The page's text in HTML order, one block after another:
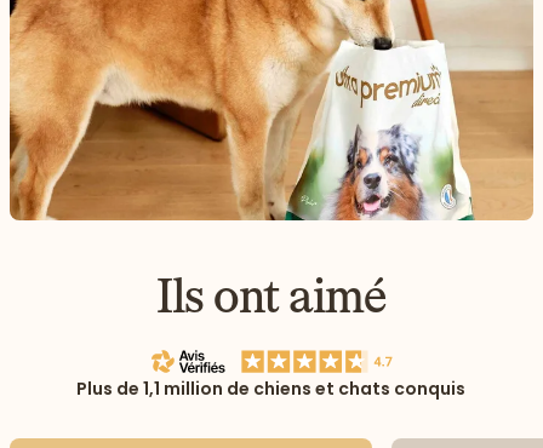
Ils ont aimé
Plus de 1,1 million de chiens et chats conquis